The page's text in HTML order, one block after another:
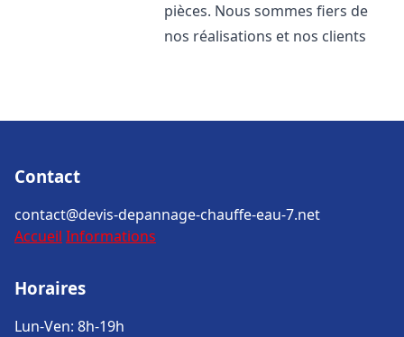
pièces. Nous sommes fiers de
nos réalisations et nos clients
Contact
contact@devis-depannage-chauffe-eau-7.net
Accueil Informations
Horaires
Lun-Ven: 8h-19h